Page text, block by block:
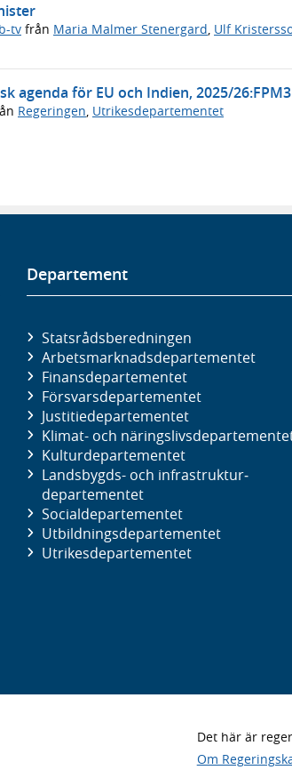
tv från Maria Malmer Stenergard, Ulf
agenda för EU och Indien, 2025/
Regeringen, Utrikesdepartementet
Departement
Statsrådsberedningen
Arbetsmarknads­departementet
Finans­departementet
Försvars­departementet
Justitie­departementet
Klimat- och
Kultur­departementet
Landsbygds- och infrastruktur­
departementet
Social­departementet
Utbildnings­departementet
Utrikes­departementet
Det här är
Om